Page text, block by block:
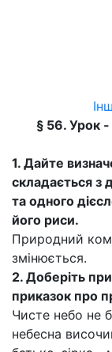
§ 56. Урок -
1. Дайте
складається з
та одного
його риси.
Природний
змінюється.
2. Доберіть
приказок про
Чисте небо не
небесна